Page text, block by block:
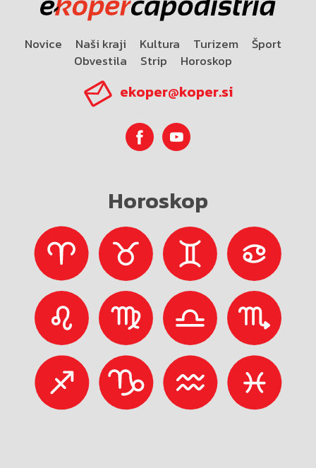
Novice Naši kraji Kultura Turizem
Šport
Obvestila
Strip Horoskop
ekoper@koper.si
Horoskop